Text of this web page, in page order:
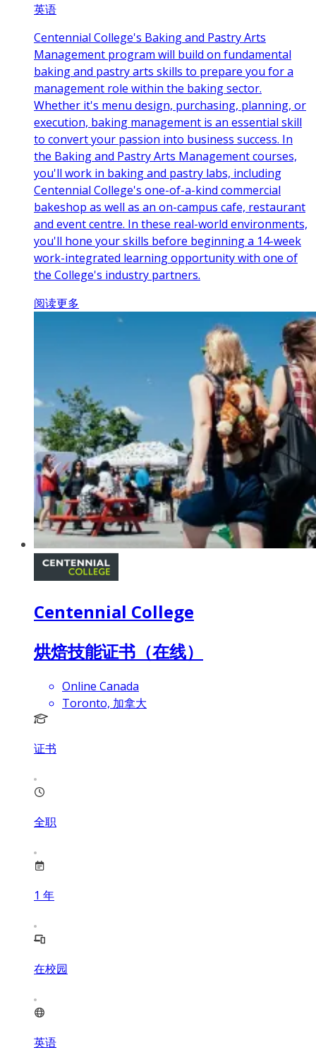
英语
Centennial College's Baking and Pastry Arts
Management program will build on fundamental
baking and pastry arts skills to prepare you for a
management role within the baking sector.
Whether it's menu design, purchasing, planning, or
execution, baking management is an essential skill
to convert your passion into business success. In
the Baking and Pastry Arts Management courses,
you'll work in baking and pastry labs, including
Centennial College's one-of-a-kind commercial
bakeshop as well as an on-campus cafe, restaurant
and event centre. In these real-world environments,
you'll hone your skills before beginning a 14-week
work-integrated learning opportunity with one of
the College's industry partners.
阅读更多
Centennial College
烘焙技能证书（在线）
Online Canada
Toronto, 加拿大
证书
全职
1 年
在校园
英语